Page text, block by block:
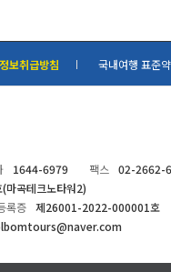
보취급방침 국내여행 표준
1644-6979 팩스
02-2662-
마곡테크노타워2)
록증 제26001-2022-000001호